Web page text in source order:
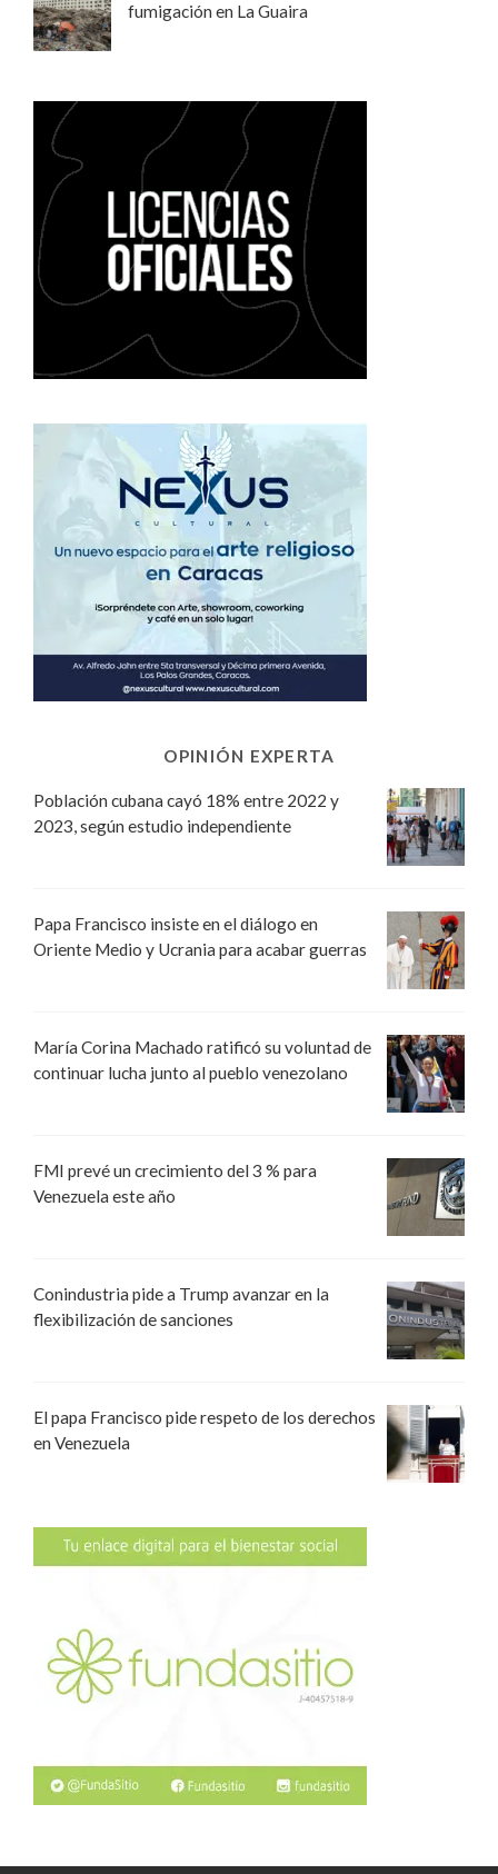
fumigación en La Guaira
OPINIÓN EXPERTA
Población cubana cayó 18% entre 2022 y
2023, según estudio independiente
Papa Francisco insiste en el diálogo en
Oriente Medio y Ucrania para acabar guerras
María Corina Machado ratificó su voluntad de
continuar lucha junto al pueblo venezolano
FMI prevé un crecimiento del 3 % para
Venezuela este año
Conindustria pide a Trump avanzar en la
flexibilización de sanciones
El papa Francisco pide respeto de los derechos
en Venezuela